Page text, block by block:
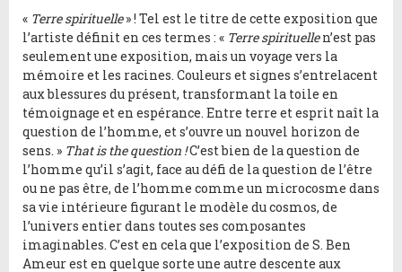
« Terre spirituelle» ! Tel est le titre de cette exposition que
l’artiste définit en ces termes : « Terre spirituellen’est pas
seulement une exposition, mais un voyage vers la
mémoire et les racines. Couleurs et signes s’entrelacent
aux blessures du présent, transformant la toile en
témoignage et en espérance. Entre terre et esprit naît la
question de l’homme, et s’ouvre un nouvel horizon de
sens. » That is the question !C’est bien de la question de
l’homme qu’il s’agit, face au défi de la question de l’être
ou ne pas être, de l’homme comme un microcosme dans
sa vie intérieure figurant le modèle du cosmos, de
l’univers entier dans toutes ses composantes
imaginables. C’est en cela que l’exposition de S. Ben
Ameur est en quelque sorte une autre descente aux